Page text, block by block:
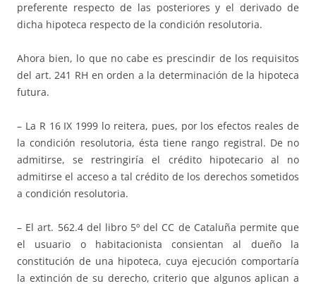
preferente respecto de las posteriores y el derivado de
dicha hipoteca respecto de la condición resolutoria.
Ahora bien, lo que no cabe es prescindir de los requisitos
del art. 241 RH en orden a la determinación de la hipoteca
futura.
– La R 16 IX 1999 lo reitera, pues, por los efectos reales de
la condición resolutoria, ésta tiene rango registral. De no
admitirse, se restringiría el crédito hipotecario al no
admitirse el acceso a tal crédito de los derechos sometidos
a condición resolutoria.
– El art. 562.4 del libro 5º del CC de Cataluña permite que
el usuario o habitacionista consientan al dueño la
constitución de una hipoteca, cuya ejecución comportaría
la extinción de su derecho, criterio que algunos aplican a